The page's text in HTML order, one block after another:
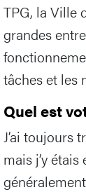
TPG, la Ville
grandes
tâches et les
Quel est
J’ai toujours
mais j’y